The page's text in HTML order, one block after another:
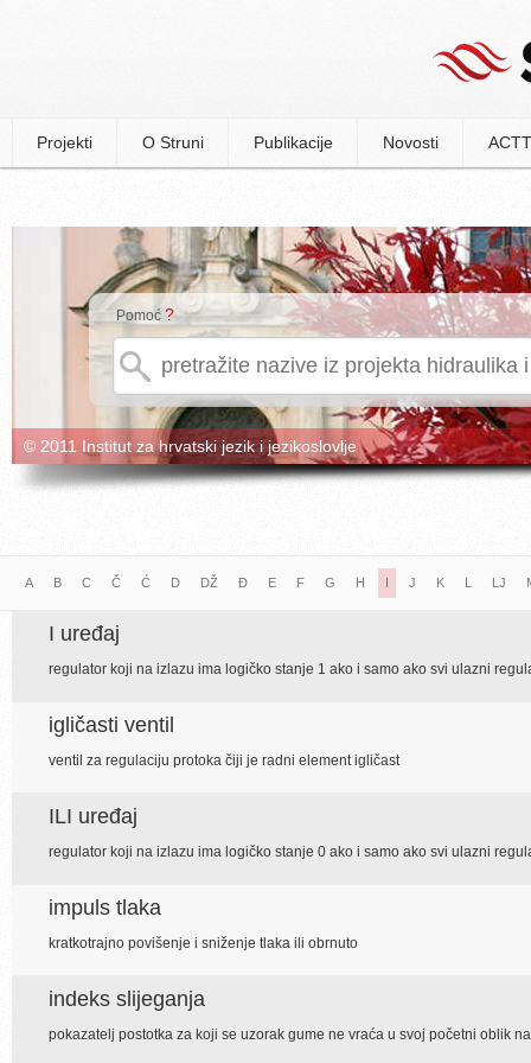
Projekti O Struni Publikacije Novosti
Pomoć ?
© 2011 Institut za hrvatski jezik i jezikoslovlje
A B C Č Ć D DŽ Đ E F G H I J K L LJ
I uređaj
regulator koji na izlazu ima logičko stanje 1 ako i samo ako svi ulazni
igličasti ventil
ventil za regulaciju protoka čiji je radni element igličast
ILI uređaj
regulator koji na izlazu ima logičko stanje 0 ako i samo ako svi ulazni
impuls tlaka
kratkotrajno povišenje i sniženje tlaka ili obrnuto
indeks slijeganja
pokazatelj postotka za koji se uzorak gume ne vraća u svoj početni oblik